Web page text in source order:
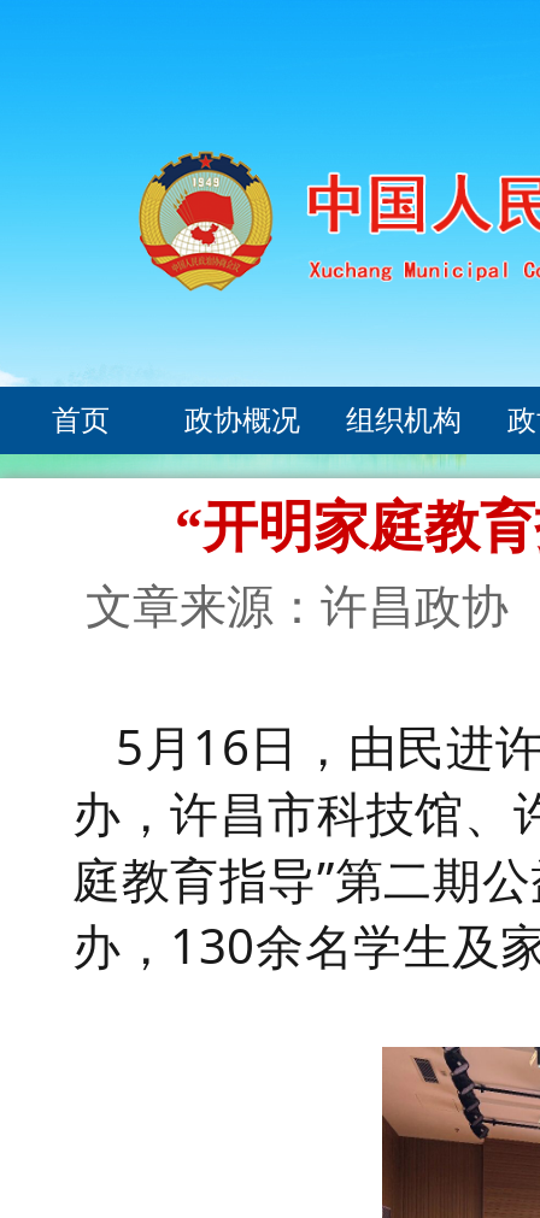
首页 政协概况 组织机构
“开明家庭教
文章来源：许昌政
5月16日，由民进
办，许昌市科技馆、
庭教育指导”第二期
办， 130余名学生及